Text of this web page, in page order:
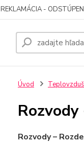
REKLAMÁCIA -
Úvod
Rozvody –